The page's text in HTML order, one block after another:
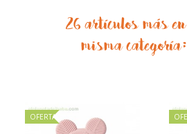
26 artículos más
misma categoría:
OFERTA